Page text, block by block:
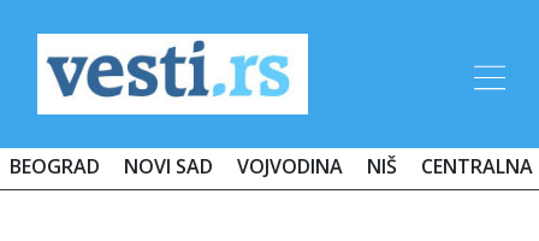
BEOGRAD NOVI SAD VOJVODINA NIŠ CENTRALNA